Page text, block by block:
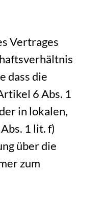
Vertrages
dass die
6 Abs. 1
in lokalen,
1 lit. f)
über die
zum